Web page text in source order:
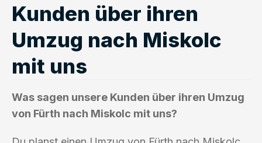
Kunden über ihren
Umzug nach Miskolc
mit uns
Was sagen unsere Kunden über ihren Umzug
von Fürth nach Miskolc mit uns?